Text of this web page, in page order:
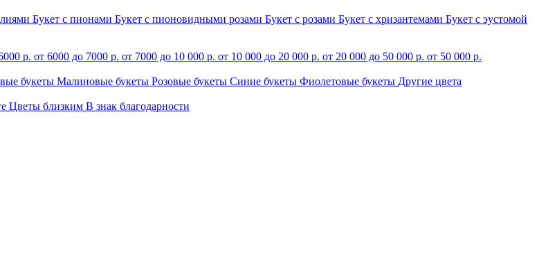
Букет с пионами Букет с пионовидными розами Букет с розами Букет с хризантемами Букет с эустомой
р. от 6000 до 7000 р. от 7000 до 10 000 р. от 10 000 до 20 000 р. от 20 000 до 50 000 р. от 50 000 р.
букеты Малиновые букеты Розовые букеты Синие букеты Фиолетовые букеты Другие цвета
Цветы близким В знак благодарности